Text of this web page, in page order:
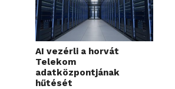
AI vezérli a horvát
Telekom
adatközpontjának
hűtését